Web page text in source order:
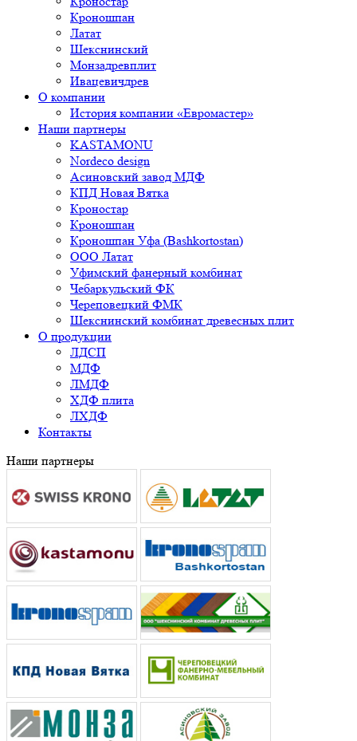
Кроношпан
Латат
Шекснинский
Монзадревплит
Ивацевичдрев
О компании
История компании «Евромастер»
Наши партнеры
KASTAMONU
Nordeco design
Асиновский завод МДФ
КПД Новая Вятка
Кроностар
Кроношпан
Кроношпан Уфа (Bashkortostan)
ООО Латат
Уфимский фанерный комбинат
Чебаркульский ФК
Череповецкий ФМК
Шекснинский комбинат древесных плит
О продукции
ЛДСП
МДФ
ЛМДФ
ХДФ плита
ЛХДФ
Контакты
Наши партнеры